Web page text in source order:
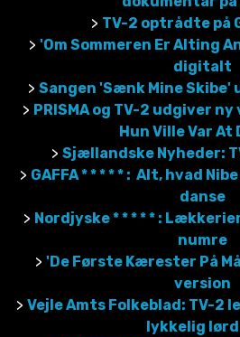
> TV-2 optrådte på
> 'Om Sommeren Er Alting
digitalt
> Sangen 'Sænk Mine Skibe'
> PRISMA og TV-2 udgiver
Hun Ville Var At
> Sjællandske Nyheder:
> GAFFA * * * * * : Alt, hvad
danse
> Nordjyske * * * * * :
numre
> 'De Første Kærester På
version
> Vejle Amts Folkeblad: TV-2
lykkelig